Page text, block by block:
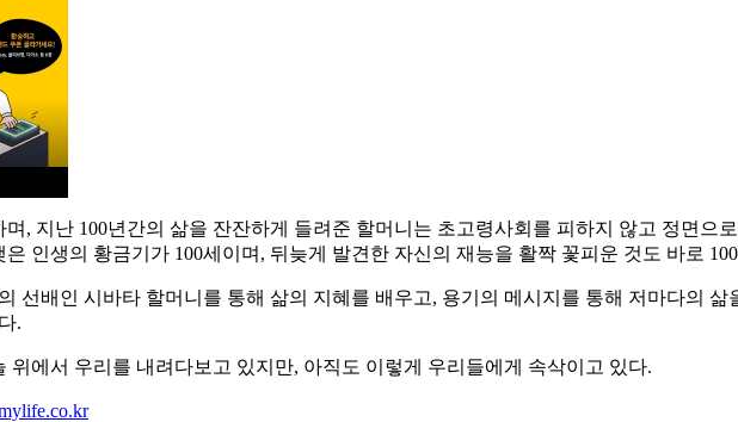
, 지난 100년간의 삶을 잔잔하게 들려준 할머니는 초고령사회를 피하지 않고 정면으
인생의 황금기가 100세이며, 뒤늦게 발견한 자신의 재능을 활짝 꽃피운 것도 바로
선배인 시바타 할머니를 통해 삶의 지혜를 배우고, 용기의 메시지를 통해 저마다의
.
위에서 우리를 내려다보고 있지만, 아직도 이렇게 우리들에게 속삭이고 있다.